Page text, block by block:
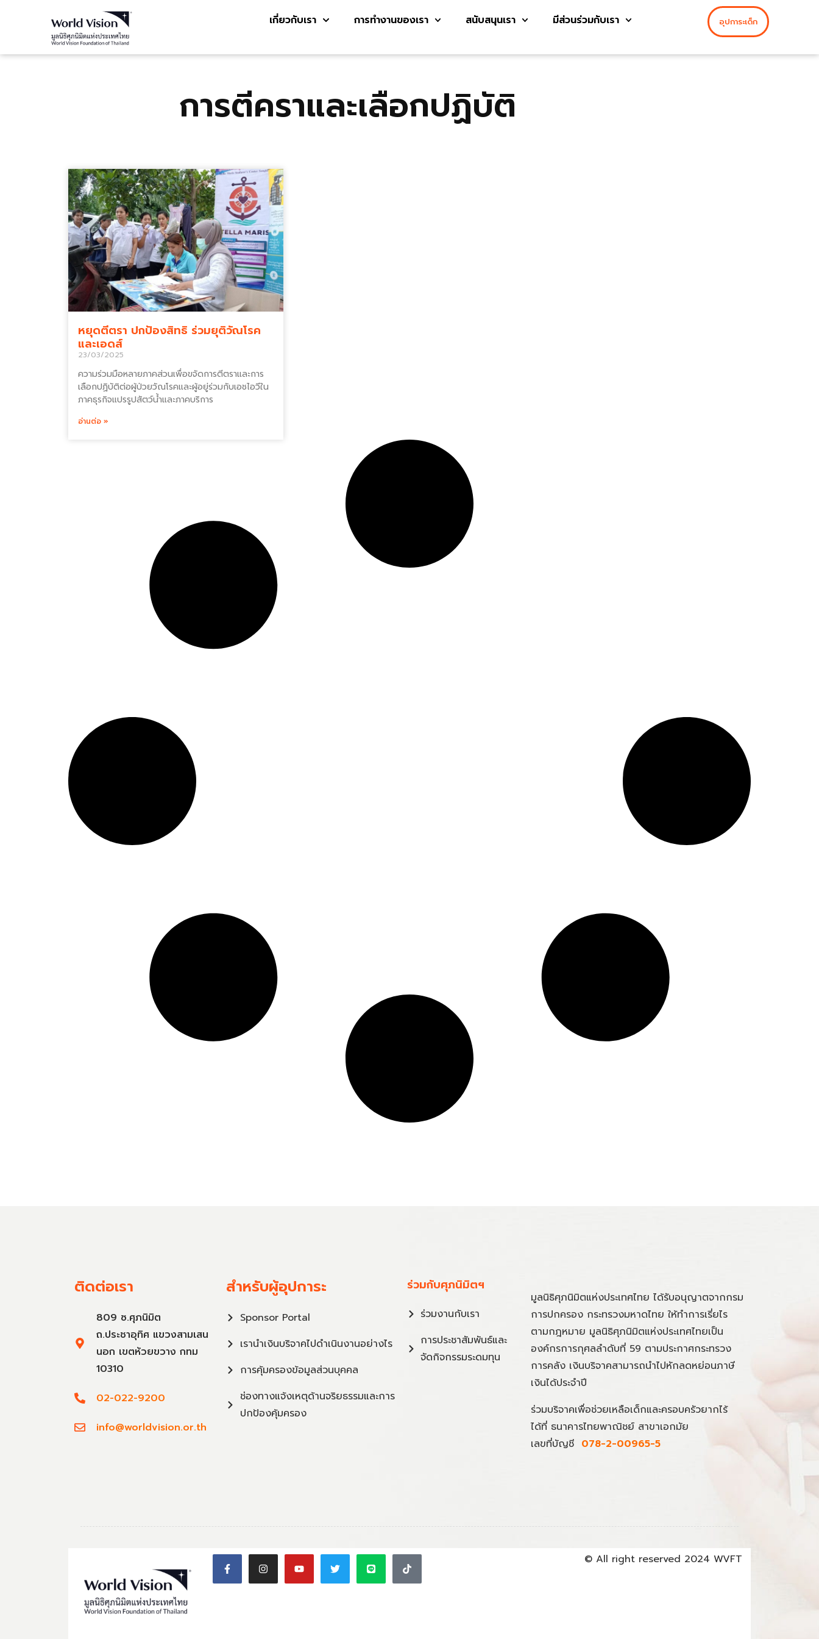
เกี่ยวกับเรา การทำงานของเรา สนับสนุนเรา มีส่วนร่วมกับเรา อุปการะเด็ก
การตีคราและเลือกปฏิบัติ
หยุดตีตรา ปกป้องสิทธิ ร่วมยุติวัณโรค
และเอดส์
23/03/2025
ความร่วมมือหลายภาคส่วนเพื่อขจัดการตีตราและการ
เลือกปฏิบัติต่อผู้ป่วยวัณโรคและผู้อยู่ร่วมกับเอชไอวีใน
ภาคธุรกิจแปรรูปสัตว์น้ำและภาคบริการ
อ่านต่อ »
ติดต่อเรา
809 ซ.ศุภนิมิต
ถ.ประชาอุทิศ แขวงสามเสน
นอก เขตห้วยขวาง กทม
10310
02-022-9200
info@worldvision.or.th
สำหรับผู้อุปการะ
Sponsor Portal
เรานำเงินบริจาคไปดำเนินงานอย่างไร
การคุ้มครองข้อมูลส่วนบุคคล
ช่องทางแจ้งเหตุด้านจริยธรรมและการ
ปกป้องคุ้มครอง
ร่วมกับศุภนิมิตฯ
ร่วมงานกับเรา
การประชาสัมพันธ์และ
จัดกิจกรรมระดมทุน
มูลนิธิศุภนิมิตแห่งประเทศไทย ได้รับอนุญาตจากกรม
การปกครอง กระทรวงมหาดไทย ให้ทำการเรี่ยไร
ตามกฎหมาย มูลนิธิศุภนิมิตแห่งประเทศไทยเป็น
องค์กรการกุศลลำดับที่ 59 ตามประกาศกระทรวง
การคลัง เงินบริจาคสามารถนำไปหักลดหย่อนภาษี
เงินได้ประจำปี
ร่วมบริจาคเพื่อช่วยเหลือเด็กและครอบครัวยากไร้
ได้ที่ ธนาคารไทยพาณิชย์ สาขาเอกมัย
เลขที่บัญชี 078-2-00965-5
© All right reserved 2024 WVFT